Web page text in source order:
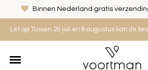
Binnen Nederland gratis